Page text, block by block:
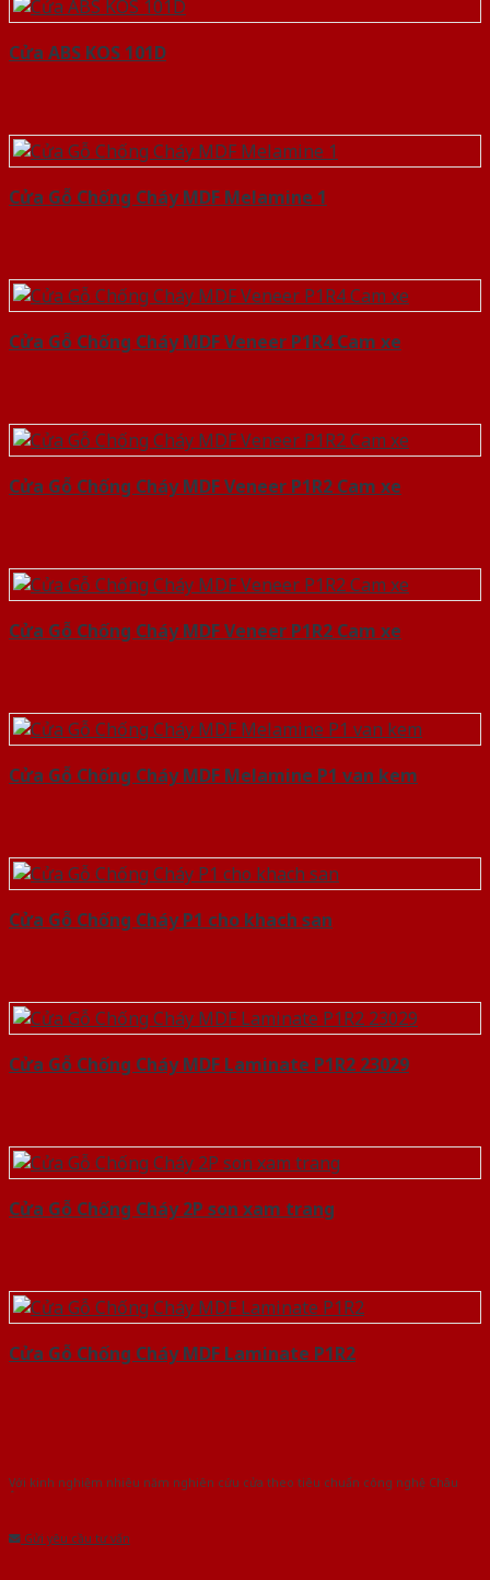
Cửa ABS KOS 101D
Cửa Gỗ Chống Cháy MDF Melamine 1
Cửa Gỗ Chống Cháy MDF Veneer P1R4 Cam xe
Cửa Gỗ Chống Cháy MDF Veneer P1R2 Cam xe
Cửa Gỗ Chống Cháy MDF Veneer P1R2 Cam xe
Cửa Gỗ Chống Cháy MDF Melamine P1 van kem
Cửa Gỗ Chống Cháy P1 cho khach san
Cửa Gỗ Chống Cháy MDF Laminate P1R2 23029
Cửa Gỗ Chống Cháy 2P son xam trang
Cửa Gỗ Chống Cháy MDF Laminate P1R2
Với kinh nghiệm nhiêu năm nghiên cứu cửa theo tiêu chuẩn công nghệ Châu
Gửi yêu cầu tư vấn